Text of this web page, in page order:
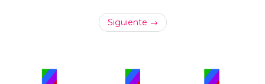
Siguiente →